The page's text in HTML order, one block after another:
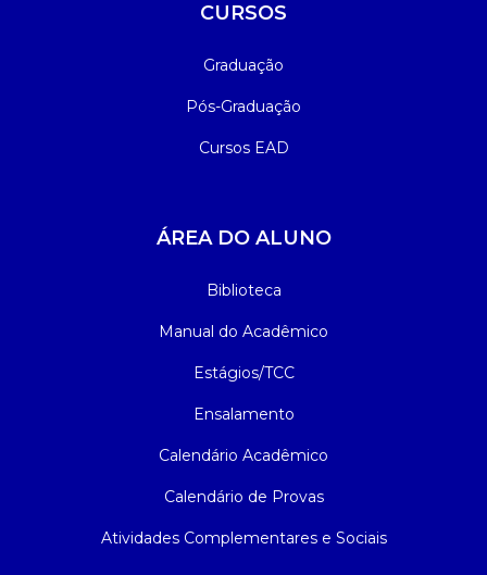
CURSOS
Graduação
Pós-Graduação
Cursos EAD
ÁREA DO ALUNO
Biblioteca
Manual do Acadêmico
Estágios/TCC
Ensalamento
Calendário Acadêmico
Calendário de Provas
Atividades Complementares e Sociais